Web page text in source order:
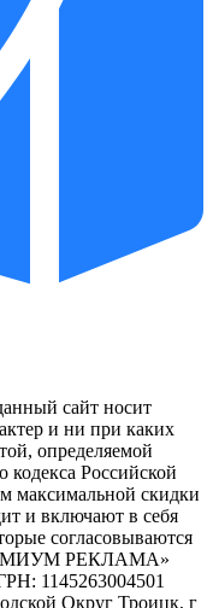
сайт носит
и ни при каких
определяемой
кодекса Российской
максимальной скидки
и включают в себя
согласовываются
РЕКЛАМА»
1145263004501
Округ Троицк, г